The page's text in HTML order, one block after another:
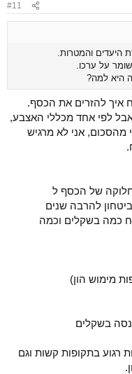
#11
היעדים והמטרות.
על ערכו.
היא למה?
איך להזרים את הכסף.
אבל לפי אחד מכללי האצבע,
מהסכום, אני לא מרגיש
חלוקה של הכסף ל
להרבה שנים
כמה בשקלים וכמה
מימוש הון)
רגוע בתקופות קשות וגם